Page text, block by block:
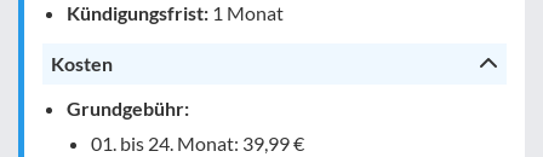
Kündigungsfrist: 1 Monat
Kosten
Grundgebühr:
01. bis 24. Monat: 39,99 €